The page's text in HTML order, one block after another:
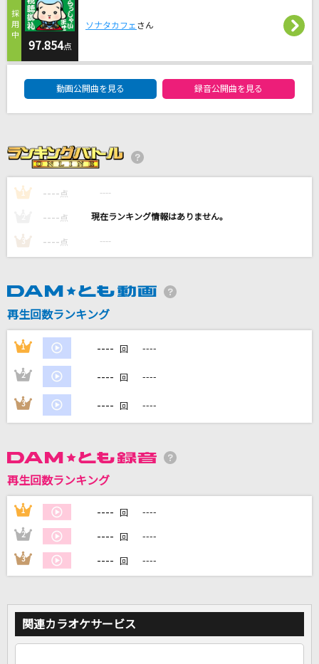
初恋リバイバル
iLiFE!
CITRUS
FUNKY MONKEY BABYS
カラオケ最新情報をチェック！
97.854点
ソナタカフェ さん
動画公開曲を見る 録音公開曲を見る
1 ---- 点 ----
---- 点 ----
3 ---- 点 ----
再生回数ランキング
1 ---- 回 ----
2 ---- 回 ----
3 ---- 回 ----
再生回数ランキング
1 ---- 回 ----
2 ---- 回 ----
3 ---- 回 ----
関連カラオケサービス